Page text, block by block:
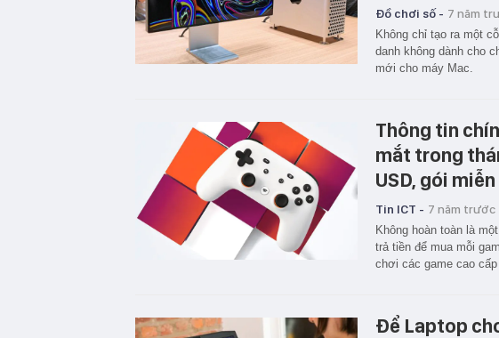
Đồ chơi số - 7 năm
Không chỉ tạo ra một
danh không dành cho
mới cho máy Mac.
Thông tin
mắt trong
USD, gói
Tin ICT - 7 năm trước
Không hoàn toàn là
trả tiền để mua mỗi
chơi các game cao
Để Laptop